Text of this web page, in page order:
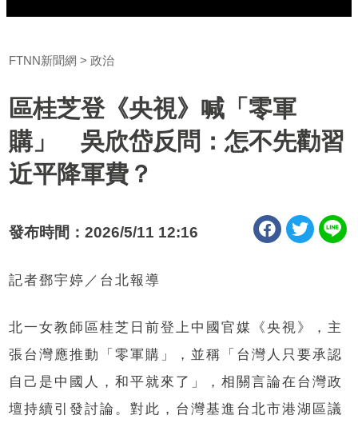
FTNN新聞網 政治
區桂芝登《央視》喊「零軍
購」 吳欣岱反問：怎不先勸習
近平降軍費？
發布時間：2026/5/11 12:16
記者鄧宇婷／台北報導
北一女教師區桂芝日前登上中國官媒《央視》，主
張台灣應推動「零軍購」，並稱「台灣人只要承認
自己是中國人，和平就來了」，相關言論在台灣政
壇持續引發討論。對此，台灣基進台北市港湖區議